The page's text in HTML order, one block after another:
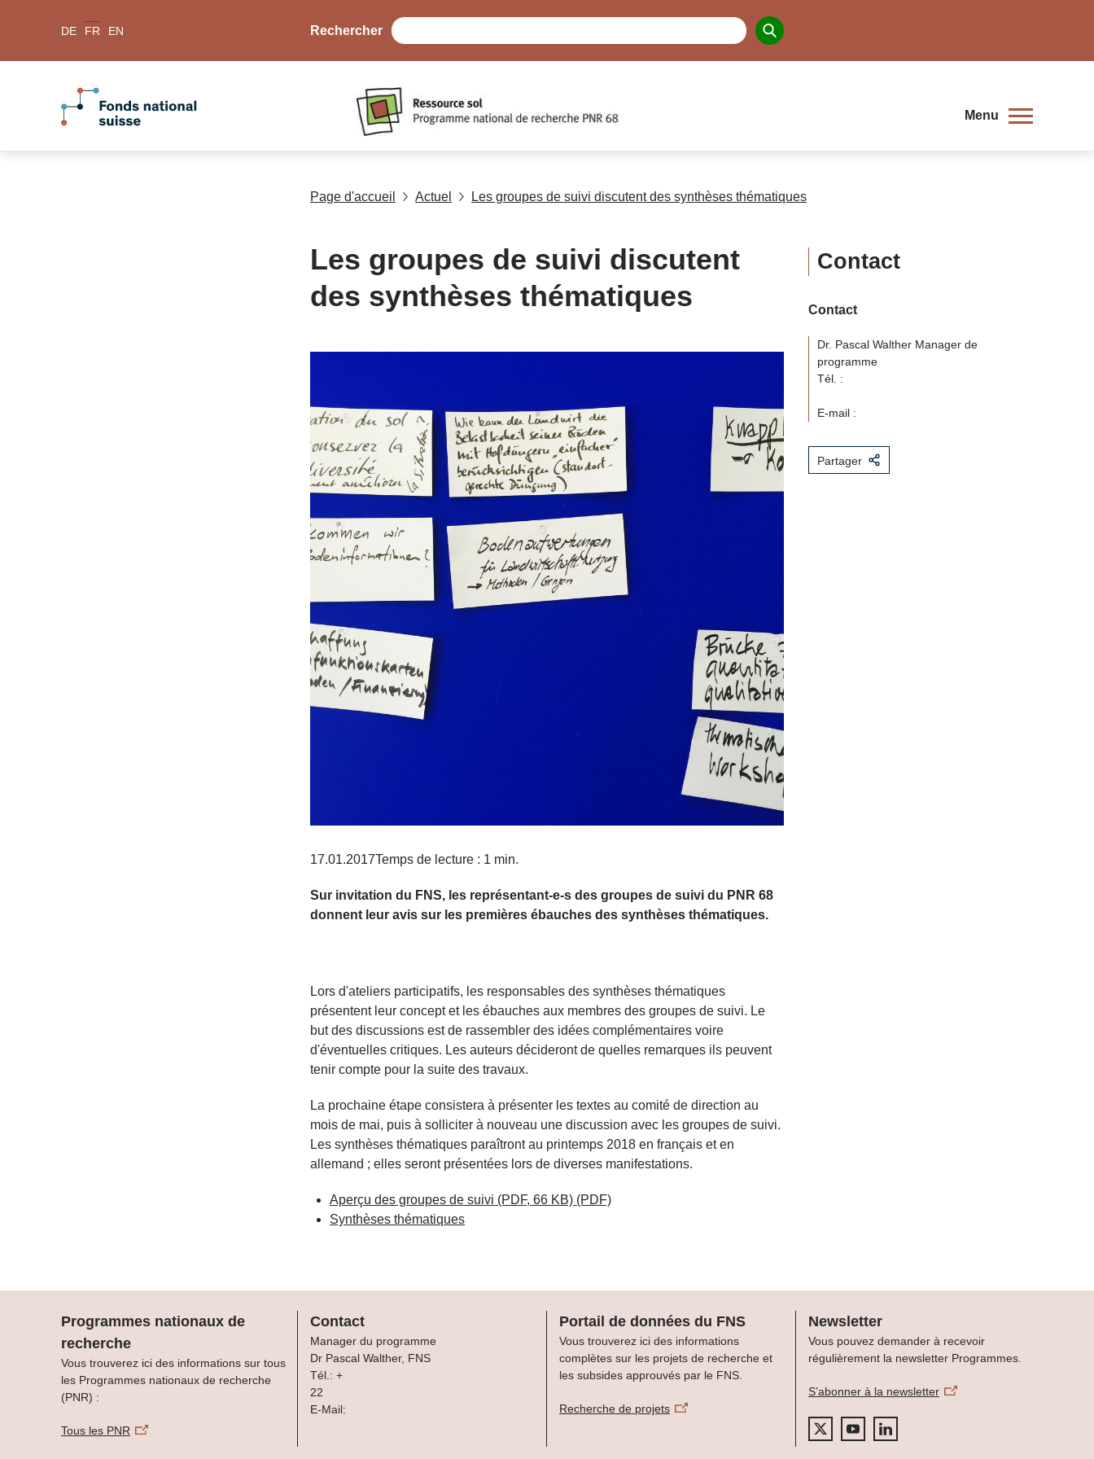
DE FR EN Rechercher
Menu
Page d'accueil Actuel Les groupes de suivi discutent des synthèses thématiques
Les groupes de suivi discutent
des synthèses thématiques
17.01.2017Temps de lecture : 1 min.
Sur invitation du FNS, les représentant-e-s des groupes de suivi du PNR 68
donnent leur avis sur les premières ébauches des synthèses thématiques.
Lors d'ateliers participatifs, les responsables des synthèses thématiques
présentent leur concept et les ébauches aux membres des groupes de suivi. Le
but des discussions est de rassembler des idées complémentaires voire
d'éventuelles critiques. Les auteurs décideront de quelles remarques ils peuvent
tenir compte pour la suite des travaux.
La prochaine étape consistera à présenter les textes au comité de direction au
mois de mai, puis à solliciter à nouveau une discussion avec les groupes de suivi.
Les synthèses thématiques paraîtront au printemps 2018 en français et en
allemand ; elles seront présentées lors de diverses manifestations.
Aperçu des groupes de suivi (PDF, 66 KB) (PDF)
Synthèses thématiques
Contact
Contact
Dr. Pascal Walther Manager de
programme
Tél. :
E-mail :
Partager
Programmes nationaux de
recherche
Vous trouverez ici des informations sur tous
les Programmes nationaux de recherche
(PNR) :
Tous les PNR
Contact
Manager du programme
Dr Pascal Walther, FNS
Tél.: +
22
E-Mail:
Portail de données du FNS
Vous trouverez ici des informations
complètes sur les projets de recherche et
les subsides approuvés par le FNS.
Recherche de projets
Newsletter
Vous pouvez demander à recevoir
régulièrement la newsletter Programmes.
S’abonner à la newsletter